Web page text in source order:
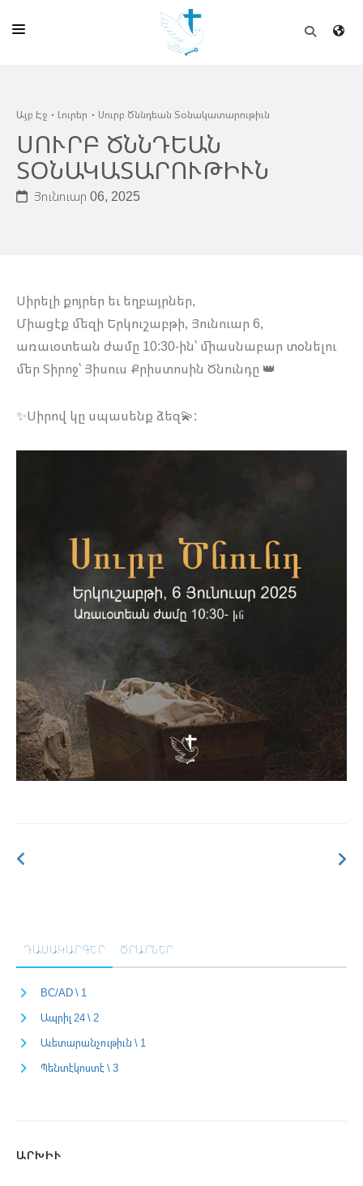
ԵԿԵՂԵՑԻ
ՈՒՂԻՂ
ԴՊՐՈՑ
ՇԻՆԱՐԱՐՈՒԹԻՒՆ
ՆԱՄԱԿԱՆԻ
Այբ Էջ Լուրեր Սուրբ Ծննդեան Տօնակատարութիւն
ՍՈՒՐԲ ԾՆՆԴԵԱՆ
ՏՕՆԱԿԱՏԱՐՈՒԹԻՒՆ
Յունուար 06, 2025
Սիրելի քոյրեր եւ եղբայրներ,
Միացէք մեզի Երկուշաբթի, Յունուար 6,
առաւօտեան ժամը 10:30-ին՝ միասնաբար տօնելու
մեր Տիրոջ՝ Յիսուս Քրիստոսին Ծնունդը 👑
✨Սիրով կը սպասենք ձեզ💫:
ԴԱՍԱԿԱՐԳԵՐ ԾՐԱՐՆԵՐ
BC/AD \ 1
Ապրիլ 24 \ 2
Աւետարանչութիւն \ 1
Պենտէկոստէ \ 3
ԱՐԽԻՒ